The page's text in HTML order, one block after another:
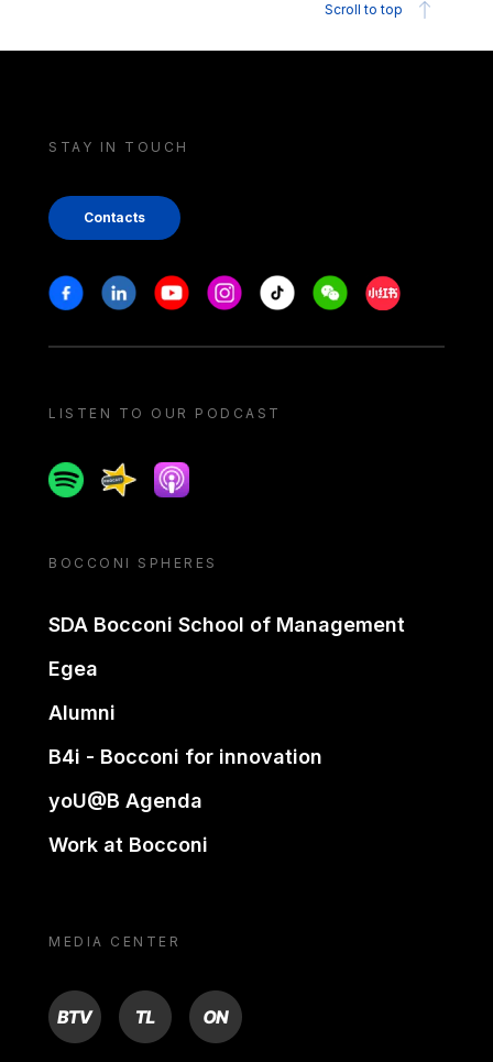
Scroll to top
STAY IN TOUCH
Contacts
Stay in touch
FacebookLinkedinYoutubeInstagram
Tiktok WeechatXiaohongshu/
LISTEN TO OUR PODCAST
SpotifySpreakerApple podcast
BOCCONI SPHERES
SDA Bocconi School of Management
Egea
Alumni
B4i - Bocconi for innovation
yoU@B Agenda
Work at Bocconi
MEDIA CENTER
BTV TL ON